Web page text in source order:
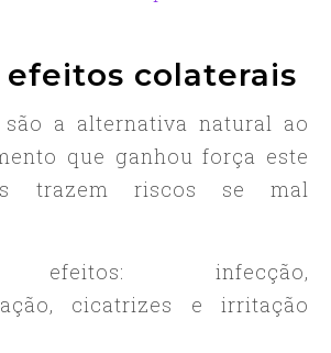
efeitos colaterais
a alternativa natural ao
que ganhou força este
trazem riscos se mal
efeitos: infecção,
cicatrizes e irritação